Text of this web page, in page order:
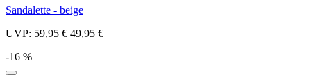
Sandalette - beige
UVP: 59,95 € 49,95 €
-16 %